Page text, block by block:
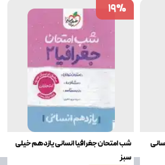
شب امتحان جغرافیا انسانی یازدهم خیلی
سبز
19%
19%